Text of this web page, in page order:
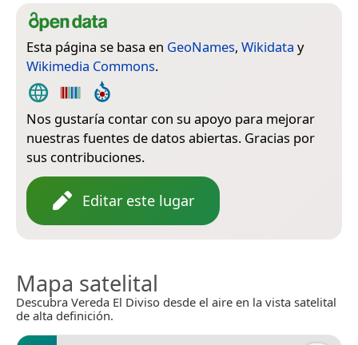
Esta página se basa en GeoNames, Wikidata y
Wikimedia Commons.
Nos gustaría contar con su apoyo para mejorar
nuestras fuentes de datos abiertas. Gracias por
sus contribuciones.
Editar este lugar
Mapa satelital
Descubra Vereda El Diviso desde el aire en la vista satelital
de alta definición.